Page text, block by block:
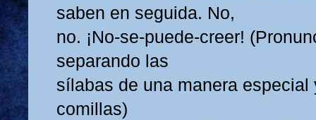
saben en seguida. No,
no. ¡No-se-puede-creer!
separando las
sílabas de una manera especial
comillas)